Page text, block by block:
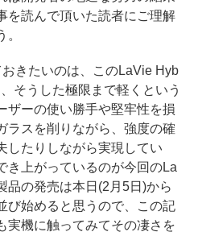
を読んで頂いた読者にご理解
きたいのは、このLaVie Hyb
そうした極限まで軽くという
ザーの使い勝手や堅牢性を損
ラスを削りながら、強度の確
したりしながら実現してい
き上がっているのが今回のLa
品の発売は本日(2月5日)から
び始めると思うので、この記
実機に触ってみてその凄さを